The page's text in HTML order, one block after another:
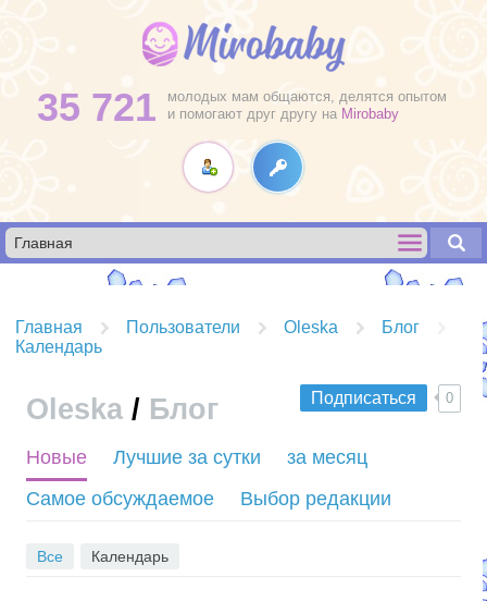
35 721
молодых мам общаются, делятся опытом
и помогают друг другу на Mirobaby
Главная Пользователи Oleska
Блог
Календарь
Подписаться 0
Oleska / Блог
S
S
Новые Лучшие за сутки
за месяц
Самое обсуждаемое
Выбор редакции
Все Календарь